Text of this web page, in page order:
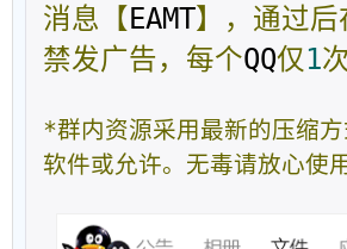
消息【 EAMT】，通过
禁发广告，每个QQ仅1
*群内资源采用最新的压缩
软件或允许。无毒请放心使用